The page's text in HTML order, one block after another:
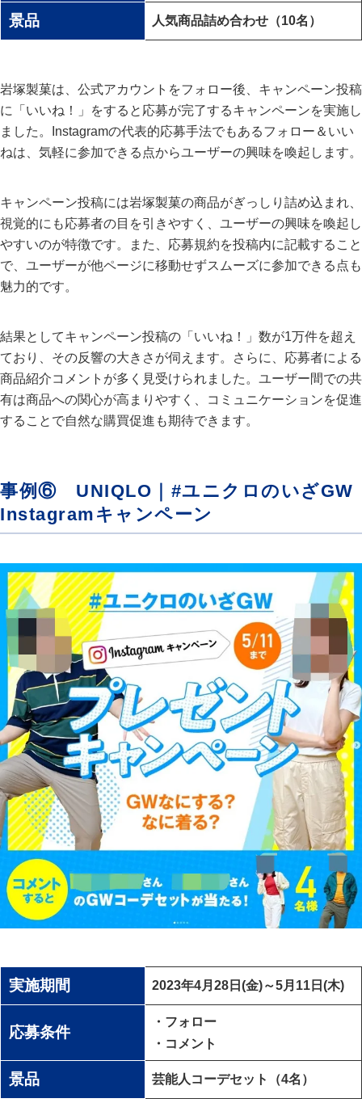
景品 人気商品詰め合わせ（10名）
岩塚製菓は、公式アカウントをフォロー後、キャンペーン投稿
に「いいね！」をすると応募が完了するキャンペーンを実施し
ました。Instagramの代表的応募手法でもあるフォロー＆いい
ねは、気軽に参加できる点からユーザーの興味を喚起します。
キャンペーン投稿には岩塚製菓の商品がぎっしり詰め込まれ、
視覚的にも応募者の目を引きやすく、ユーザーの興味を喚起し
やすいのが特徴です。また、応募規約を投稿内に記載すること
で、ユーザーが他ページに移動せずスムーズに参加できる点も
魅力的です。
結果としてキャンペーン投稿の「いいね！」数が1万件を超え
ており、その反響の大きさが伺えます。さらに、応募者による
商品紹介コメントが多く見受けられました。ユーザー間での共
有は商品への関心が高まりやすく、コミュニケーションを促進
することで自然な購買促進も期待できます。
事例⑥ UNIQLO｜#ユニクロのいざGW
Instagramキャンペーン
実施期間 2023年4月28日(金)～5月11日(木)
応募条件
・フォロー
・コメント
景品 芸能人コーデセット（4名）